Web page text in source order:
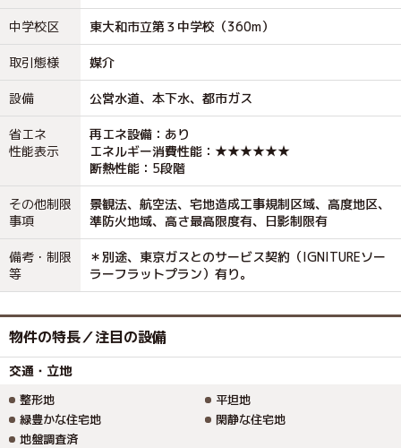
中学校区 東大和市立第３中学校（360m）
取引態様 媒介
設備 公営水道、本下水、都市ガス
省エネ
性能表示
再エネ設備：あり
エネルギー消費性能：★★★★★★
断熱性能：5段階
その他制限
事項
景観法、航空法、宅地造成工事規制区域、高度地区、
準防火地域、高さ最高限度有、日影制限有
備考・制限
等
＊別途、東京ガスとのサービス契約（IGNITUREソー
ラーフラットプラン）有り。
物件の特長／注目の設備
交通・立地
整形地
平坦地
緑豊かな住宅地
閑静な住宅地
地盤調査済